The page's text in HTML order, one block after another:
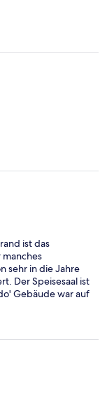
ist das
sehr in die Jahre
Der Speisesaal ist
Gebäude war auf
Haben aus
um
Nichts
gegen extra
Spirituosen und
schmackhaft und
Leider gab es